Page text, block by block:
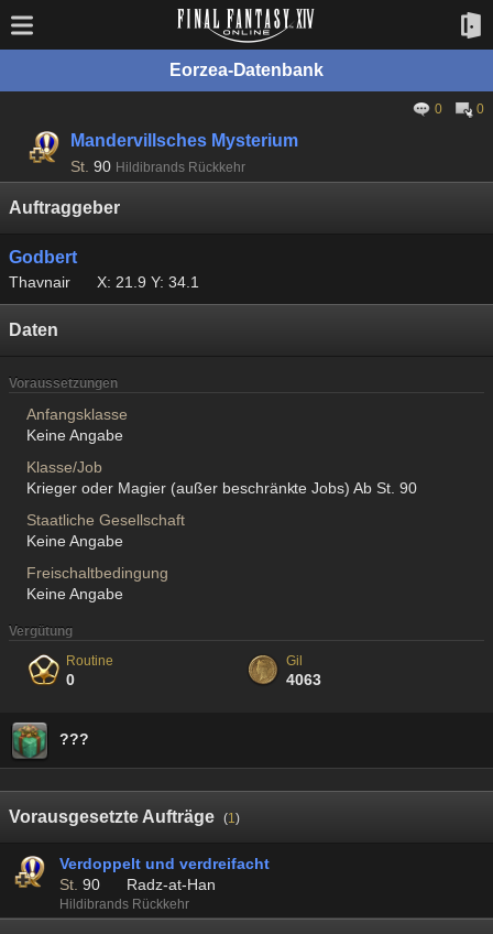
Eorzea-Datenbank
0 0
Mandervillsches Mysterium
St. 90 Hildibrands Rückkehr
Auftraggeber
Godbert
Thavnair X: 21.9 Y: 34.1
Daten
Voraussetzungen
Anfangsklasse
Keine Angabe
Klasse/Job
Krieger oder Magier (außer beschränkte Jobs) Ab St. 90
Staatliche Gesellschaft
Keine Angabe
Freischaltbedingung
Keine Angabe
Vergütung
Routine
0
Gil
4063
???
Vorausgesetzte Aufträge (1)
Verdoppelt und verdreifacht
St. 90 Radz-at-Han
Hildibrands Rückkehr